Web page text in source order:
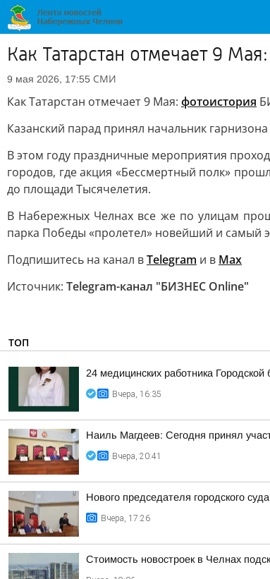
Как Татарстан отмечает 9
9 мая 2026, 17:55 СМИ
Как Татарстан отмечает 9 Мая: фотоистория
Казанский парад принял начальник
В этом году праздничные мероприятия
городов, где акция «Бессмертный полк»
до площади Тысячелетия.
В Набережных Челнах все же по улицам
парка Победы «пролетел» новейший и самый
Подпишитесь на канал вTelegram и в Max
Источник: Telegram-канал "БИЗНЕС Online"
ТОП
24 медицинских работника
Вчера, 16:35
Наиль Магдеев: Сегодня принял
Вчера, 20:41
Нового председателя городского
Вчера, 17:26
Стоимость новостроек в Челнах